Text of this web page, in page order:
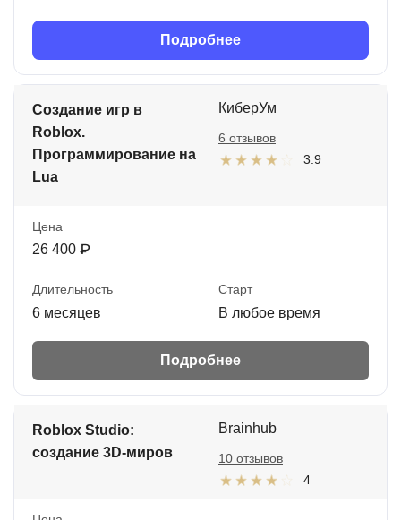
Подробнее
Создание игр в
Roblox.
Программирование на
Lua
КиберУм
3.9
6 отзывов
Цена
26 400 ₽
Длительность
6 месяцев
Старт
В любое время
Подробнее
Roblox Studio:
создание 3D-миров
Brainhub
4
10 отзывов